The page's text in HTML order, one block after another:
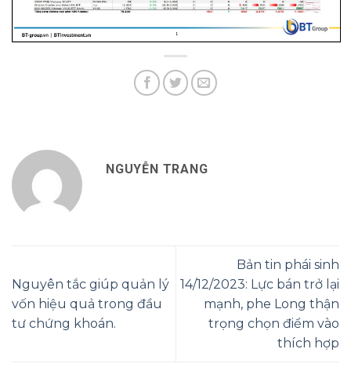
NGUYỄN TRANG
Nguyên tắc giúp quản lý
vốn hiệu quả trong đầu
tư chứng khoán.
Bản tin phái sinh
14/12/2023: Lực bán trở lại
mạnh, phe Long thận
trọng chọn điểm vào
thích hợp